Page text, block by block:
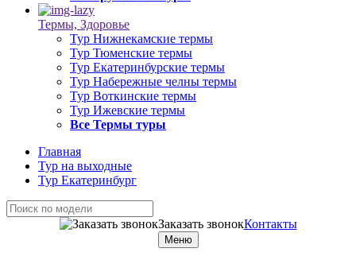
Термы, Здоровье
Тур Нижнекамские термы
Тур Тюменские термы
Тур Екатеринбурские термы
Тур Набережные челны термы
Тур Воткинские термы
Тур Ижевские термы
Все Термы туры
Главная
Тур на выходные
Тур Екатеринбург
Заказать звонокКонтакты
Меню